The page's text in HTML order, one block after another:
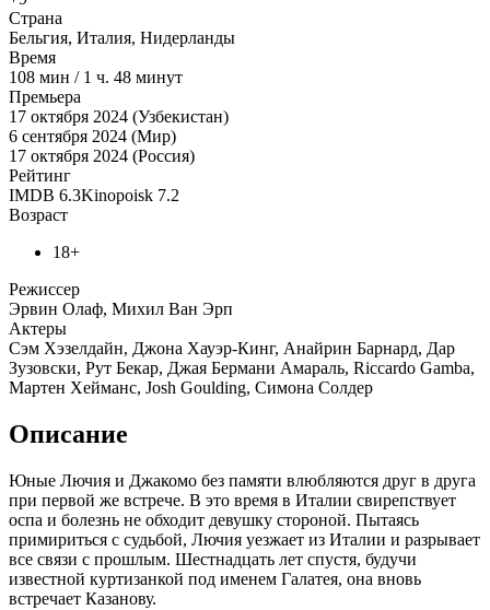
Страна
Бельгия, Италия, Нидерланды
Время
108 мин / 1 ч. 48 минут
Премьера
17 октября 2024 (Узбекистан)
6 сентября 2024 (Мир)
17 октября 2024 (Россия)
Рейтинг
IMDB 6.3Kinopoisk 7.2
Возраст
18+
Режиссер
Эрвин Олаф, Михил Ван Эрп
Актеры
Сэм Хэзелдайн, Джона Хауэр-Кинг, Анайрин Барнард, Дар
Зузовски, Рут Бекар, Джая Бермани Амараль, Riccardo Gamba,
Мартен Хейманс, Josh Goulding, Симона Солдер
Описание
Юные Лючия и Джакомо без памяти влюбляются друг в друга
при первой же встрече. В это время в Италии свирепствует
оспа и болезнь не обходит девушку стороной. Пытаясь
примириться с судьбой, Лючия уезжает из Италии и разрывает
все связи с прошлым. Шестнадцать лет спустя, будучи
известной куртизанкой под именем Галатея, она вновь
встречает Казанову.